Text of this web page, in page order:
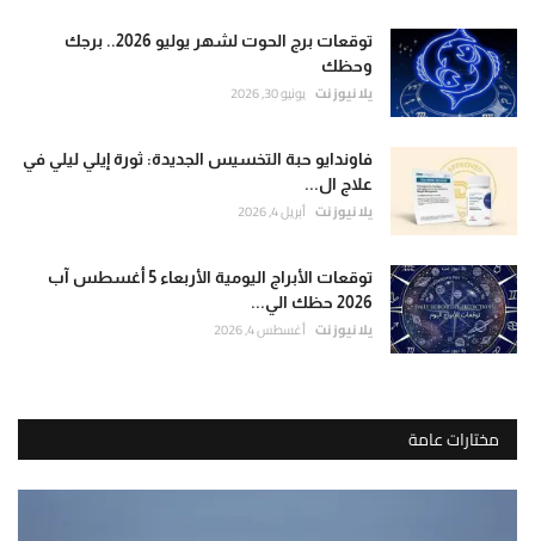
توقعات برج الحوت لشهر يوليو 2026.. برجك
وحظك
يلا نيوز نت يونيو 30, 2026
فاوندايو حبة التخسيس الجديدة: ثورة إيلي ليلي في
علاج ال...
يلا نيوز نت أبريل 4, 2026
توقعات الأبراج اليومية الأربعاء 5 أغسطس آب
2026 حظك الي...
يلا نيوز نت أغسطس 4, 2026
مختارات عامة